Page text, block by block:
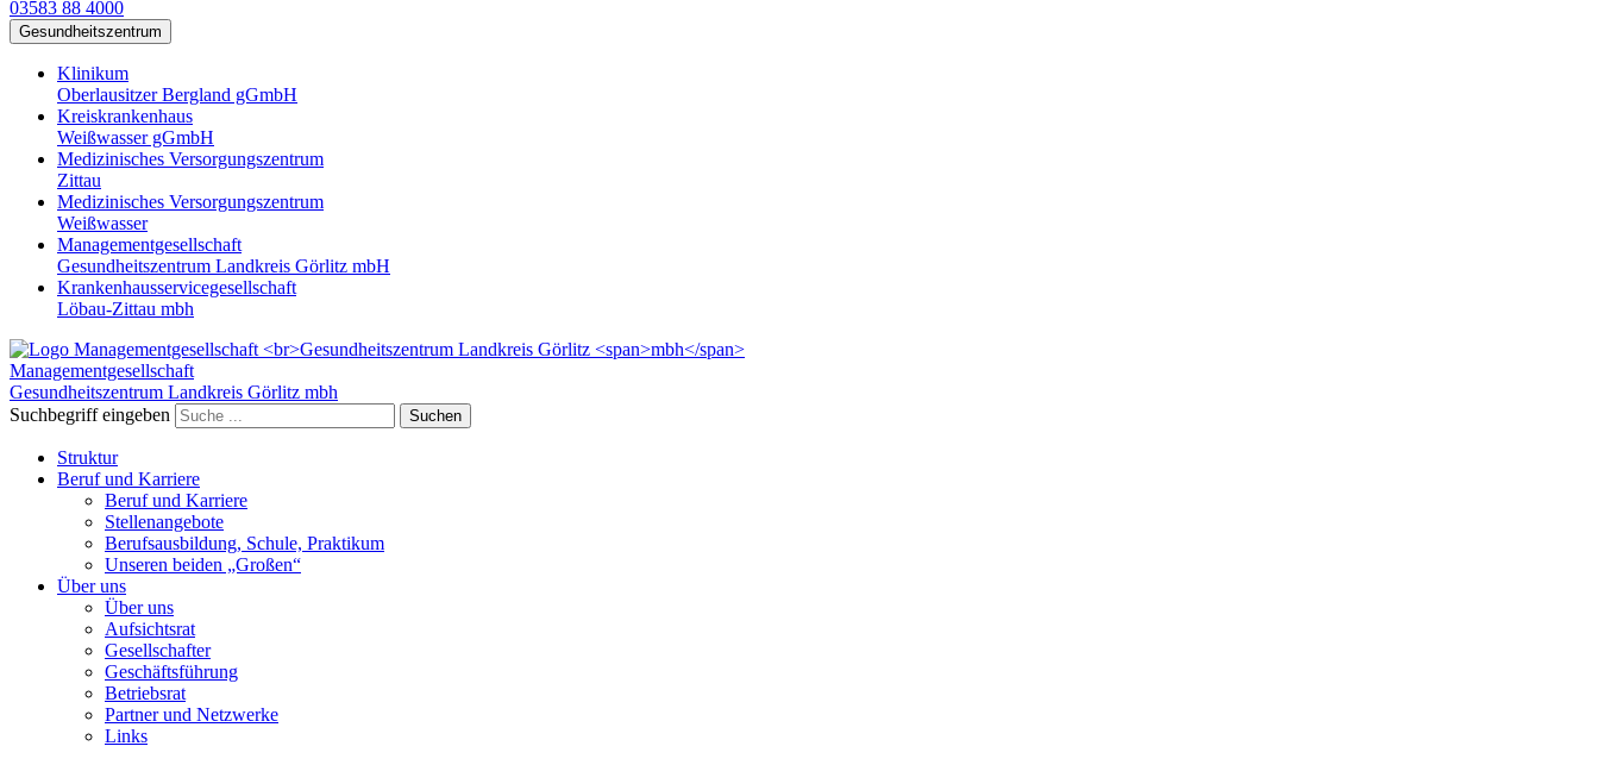
03583 88 4000
Gesundheitszentrum
Klinikum
Oberlausitzer Bergland gGmbH
Kreiskrankenhaus
Weißwasser gGmbH
Medizinisches Versorgungszentrum
Zittau
Medizinisches Versorgungszentrum
Weißwasser
Managementgesellschaft
Gesundheitszentrum Landkreis Görlitz mbH
Krankenhausservicegesellschaft
Löbau-Zittau mbh
Managementgesellschaft
Gesundheitszentrum Landkreis Görlitz mbh
Suchbegriff eingeben
Suchen
Struktur
Beruf und Karriere
Beruf und Karriere
Stellenangebote
Berufsausbildung, Schule, Praktikum
Unseren beiden „Großen“
Über uns
Über uns
Aufsichtsrat
Gesellschafter
Geschäftsführung
Betriebsrat
Partner und Netzwerke
Links